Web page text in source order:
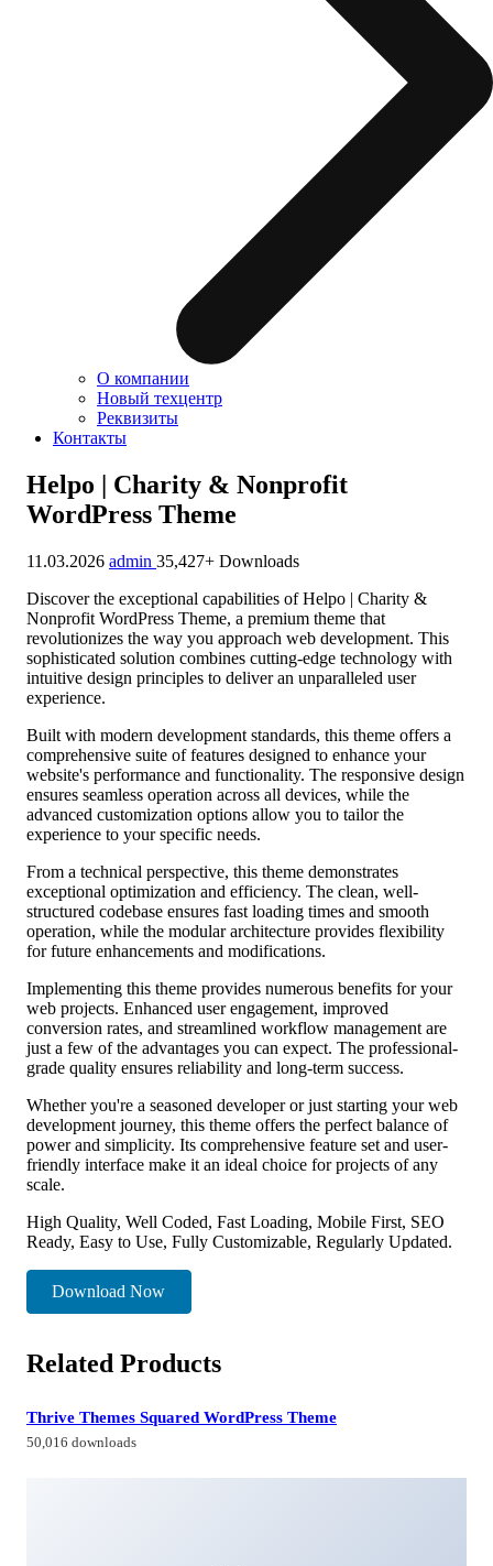
О компании
Новый техцентр
Реквизиты
Контакты
Helpo | Charity & Nonprofit
WordPress Theme
11.03.2026 admin 35,427+ Downloads
Discover the exceptional capabilities of Helpo | Charity &
Nonprofit WordPress Theme, a premium theme that
revolutionizes the way you approach web development. This
sophisticated solution combines cutting-edge technology with
intuitive design principles to deliver an unparalleled user
experience.
Built with modern development standards, this theme offers a
comprehensive suite of features designed to enhance your
website's performance and functionality. The responsive design
ensures seamless operation across all devices, while the
advanced customization options allow you to tailor the
experience to your specific needs.
From a technical perspective, this theme demonstrates
exceptional optimization and efficiency. The clean, well-
structured codebase ensures fast loading times and smooth
operation, while the modular architecture provides flexibility
for future enhancements and modifications.
Implementing this theme provides numerous benefits for your
web projects. Enhanced user engagement, improved
conversion rates, and streamlined workflow management are
just a few of the advantages you can expect. The professional-
grade quality ensures reliability and long-term success.
Whether you're a seasoned developer or just starting your web
development journey, this theme offers the perfect balance of
power and simplicity. Its comprehensive feature set and user-
friendly interface make it an ideal choice for projects of any
scale.
High Quality, Well Coded, Fast Loading, Mobile First, SEO
Ready, Easy to Use, Fully Customizable, Regularly Updated.
Download Now
Related Products
Thrive Themes Squared WordPress Theme
50,016 downloads